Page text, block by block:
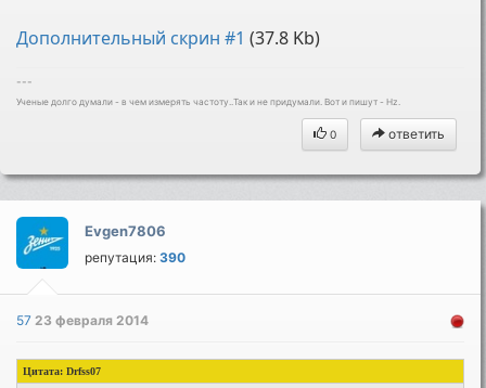
Дополнительный скрин #1 (37.8 Kb)
---
Ученые долго думали - в чем измерять частоту..Так и не придумали. Вот и пишут - Hz.
0 ответить
Evgen7806
репутация:390
5723 февраля 2014
Цитата:Drfss07